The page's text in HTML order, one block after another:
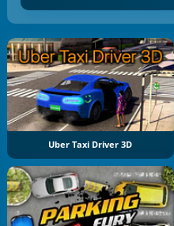
Uber Taxi Driver 3D